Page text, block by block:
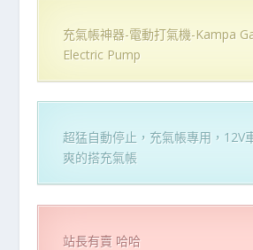
充氣帳神器-電動打氣機-Kampa
Electric Pump
超猛自動停止，充氣帳專用，12V
爽的搭充氣帳
站長有賣 哈哈